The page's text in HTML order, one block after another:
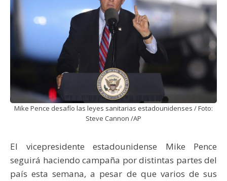
Mike Pence desafío las leyes sanitarias estadounidenses / Foto:
Steve Cannon /AP
El vicepresidente estadounidense Mike Pence
seguirá haciendo campaña por distintas partes del
país esta semana, a pesar de que varios de sus